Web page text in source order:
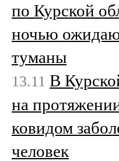
по Курской
ночью
туманы
13.11 В
на
ковидом
человек